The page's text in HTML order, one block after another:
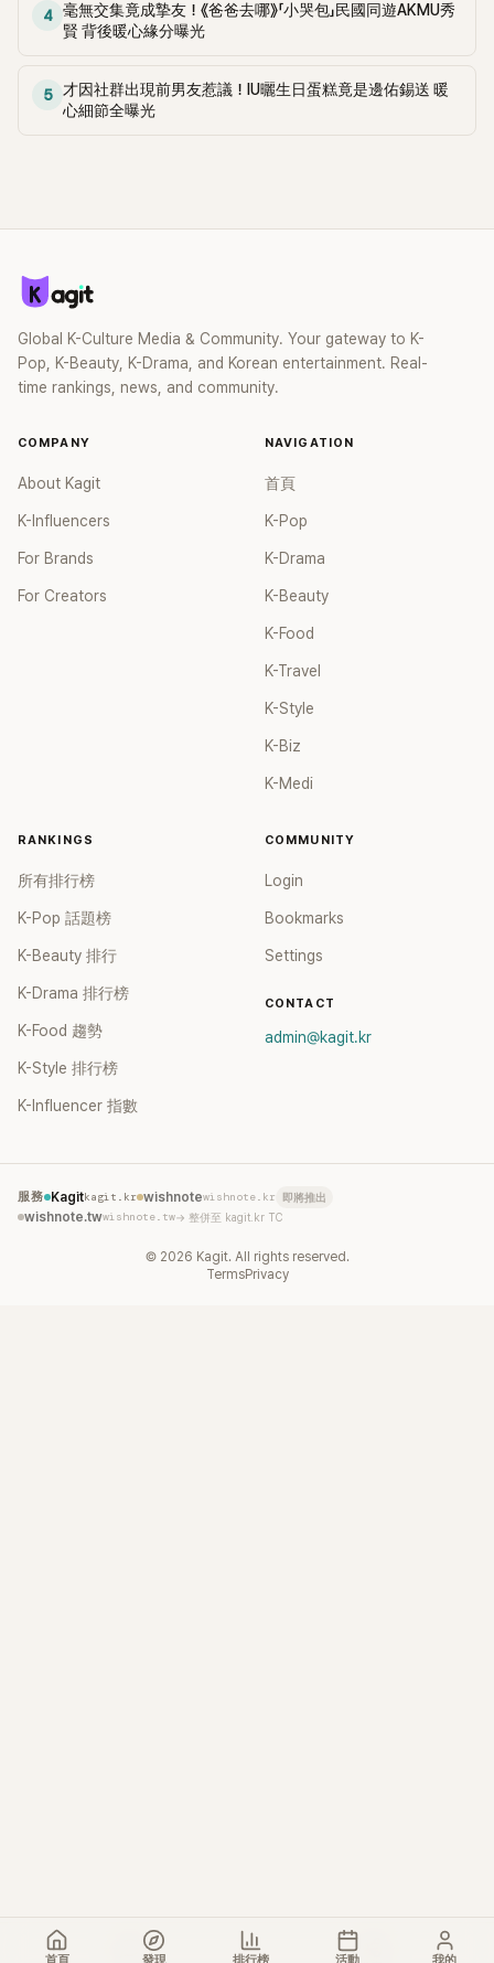
手，沒必要抨擊也沒必要捧上天」、「人家已經道歉了，什麼本
土倭寇...那些說這種話的人本來就是反對派吧」討論不斷。
了，不然就剪掉吧，完全不好笑」、「我知道劉在錫喜歡開玩笑，
但現在這種脫別人褲子的行為真的該停止了吧？比賽中不小心
底是搞笑藝人還是主持人，整個節目都不好笑，他怎麼能固定
主持那麼多節目？娛樂圈也是有權力關係的嗎？」、「是該換世
五十歲上下的人還在那邊賣萌裝可愛，十幾歲的觀眾看起來就
像爺爺奶奶在表演，一點共鳴都沒有」、「可以退休了」，掀起一
陣批評。
4
毫無交集竟成摯友！《爸爸去哪》「小哭包」民國同遊AKMU秀
賢 背後暖心緣分曝光
5
才因社群出現前男友惹議！IU曬生日蛋糕竟是邊佑錫送 暖
心細節全曝光
Global K-Culture Media & Community. Your gateway to K-
Pop, K-Beauty, K-Drama, and Korean entertainment. Real-
time rankings, news, and community.
COMPANY
About Kagit
K-Influencers
For Brands
For Creators
NAVIGATION
首頁
K-Pop
K-Drama
K-Beauty
K-Food
K-Travel
K-Style
K-Biz
K-Medi
RANKINGS
所有排行榜
K-Pop 話題榜
K-Beauty 排行
K-Drama 排行榜
K-Food 趨勢
K-Style 排行榜
K-Influencer 指數
COMMUNITY
Login
Bookmarks
Settings
CONTACT
admin@kagit.kr
服務 Kagitkagit.kr wishnotewishnote.kr 即將推出
wishnote.twwishnote.tw→ 整併至 kagit.kr TC
© 2026 Kagit. All rights reserved.
TermsPrivacy